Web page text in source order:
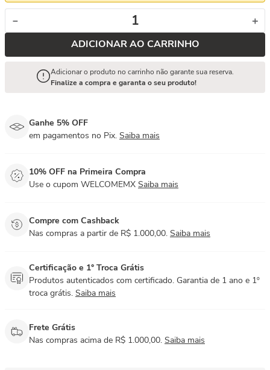
＋
－
ADICIONAR AO CARRINHO
Adicionar o produto no carrinho não garante sua reserva.
Finalize a compra e garanta o seu produto!
Ganhe 5% OFF
em pagamentos no Pix. Saiba mais
10% OFF na Primeira Compra
Use o cupom WELCOMEMX Saiba mais
Compre com Cashback
Nas compras a partir de R$ 1.000,00. Saiba mais
Certificação e 1° Troca Grátis
Produtos autenticados com certificado. Garantia de 1 ano e 1º
troca grátis. Saiba mais
Frete Grátis
Nas compras acima de R$ 1.000,00. Saiba mais